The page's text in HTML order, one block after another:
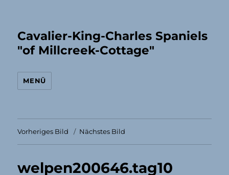
Cavalier-King-Charles Spaniels
"of Millcreek-Cottage"
MENÜ
Vorheriges Bild Nächstes Bild
welpen200646.tag10